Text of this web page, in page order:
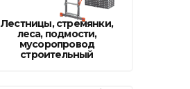
Лестницы, стремянки,
леса, подмости,
мусоропровод
строительный